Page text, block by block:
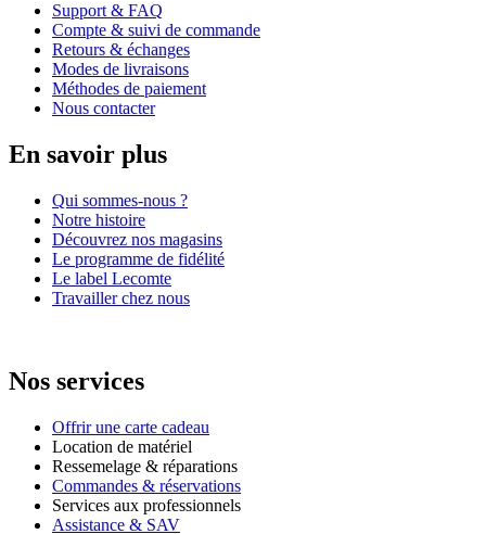
Support & FAQ
Compte & suivi de commande
Retours & échanges
Modes de livraisons
Méthodes de paiement
Nous contacter
En savoir plus
Qui sommes-nous ?
Notre histoire
Découvrez nos magasins
Le programme de fidélité
Le label Lecomte
Travailler chez nous
Nos services
Offrir une carte cadeau
Location de matériel
Ressemelage & réparations
Commandes & réservations
Services aux professionnels
Assistance & SAV